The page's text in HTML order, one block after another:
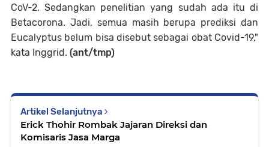
CoV-2. Sedangkan penelitian yang sudah ada itu di
Betacorona. Jadi, semua masih berupa prediksi dan
Eucalyptus belum bisa disebut sebagai obat Covid-19,"
kata Inggrid. (ant/tmp)
Artikel Selanjutnya
Erick Thohir Rombak Jajaran Direksi dan
Komisaris Jasa Marga